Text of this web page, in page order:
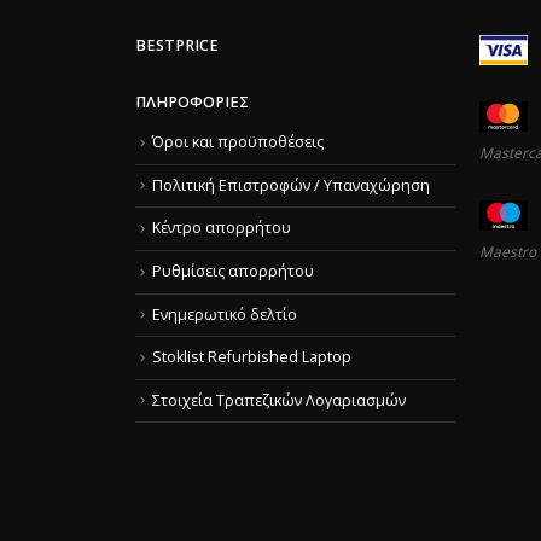
BESTPRICE
ΠΛΗΡΟΦΟΡΊΕΣ
Όροι και προϋποθέσεις
Πολιτική Επιστροφών / Υπαναχώρηση
Κέντρο απορρήτου
Ρυθμίσεις απορρήτου
Ενημερωτικό δελτίο
Stoklist Refurbished Laptop
Στοιχεία Τραπεζικών Λογαριασμών
Maestro